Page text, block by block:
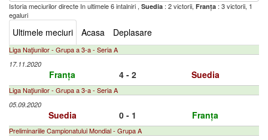
Istoria meciurilor directe In ultimele 6 intalniri , Suedia : 2 victorii, Franța : 3 victorii, 1
egaluri
Ultimele meciuri Acasa Deplasare
Liga Naţiunilor - Grupa a 3-a - Seria A
17.11.2020
Franța 4 - 2 Suedia
Liga Naţiunilor - Grupa a 3-a - Seria A
05.09.2020
Suedia 0 - 1 Franța
Preliminariile Campionatului Mondial - Grupa A